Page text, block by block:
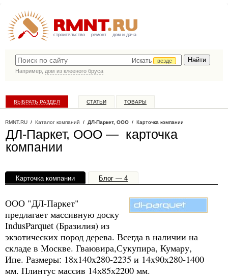
строительство ремонт дом и дача
Искать
везде
Например, дом из клееного бруса
ВЫБРАТЬ РАЗДЕЛ СТАТЬИ ТОВАРЫ
RMNT.RU / Каталог компаний / ДЛ-Паркет, ООО / Карточка компании
ДЛ-Паркет, ООО — карточка
компании
Карточка компании
Блог — 4
ООО "ДЛ-Паркет"
предлагает массивную доску
IndusParquet (Бразилия) из
экзотических пород дерева. Всегда в наличии на
складе в Москве. Гваювира,Сукупира, Кумару,
Ипе. Размеры: 18х140х280-2235 и 14х90х280-1400
мм. Плинтус массив 14х85х2200 мм.